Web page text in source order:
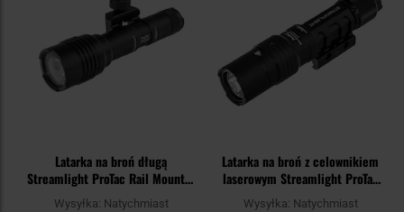
Latarka na broń długą
Streamlight ProTac Rail Mount 2
Long Gun Light - 625 lumenów
Wysyłka: Natychmiast
Latarka na broń z celownikiem
laserowym Streamlight ProTac
Rail Mount HL-X - 1000 lumenów
Wysyłka: Natychmiast